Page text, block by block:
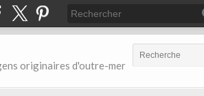
originaires d'outre-mer